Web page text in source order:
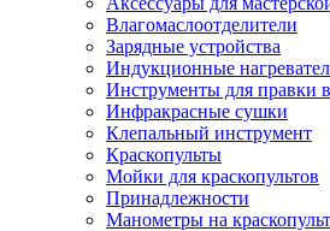
Влагомаслоотделители
Зарядные устройства
Индукционные
Инструменты для правки
Инфракрасные сушки
Клепальный инструмент
Краскопульты
Мойки для краскопультов
Принадлежности
Манометры на краскопульт